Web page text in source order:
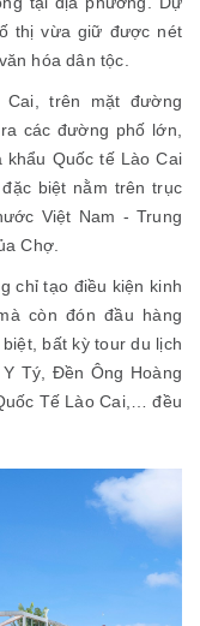
thị vừa giữ được nét
hóa dân tộc.
trên mặt đường
các đường phố lớn,
Quốc tế Lào Cai
biệt nằm trên trục
Việt Nam - Trung
Chợ.
chỉ tạo điều kiện kinh
còn đón đầu hàng
bất kỳ tour du lịch
Tý, Đền Ông Hoàng
Tế Lào Cai,… đều